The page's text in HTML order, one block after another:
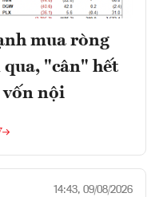
mua ròng
"cân" hết
vốn nội
14:43, 09/08/2026